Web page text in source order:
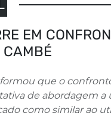
EM
CAMBÉ
que o
de abordagem a
como similar ao